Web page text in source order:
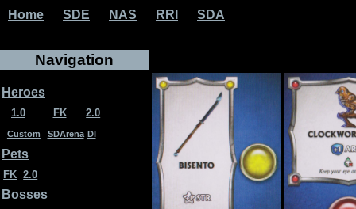
Home SDE NAS RRI SDA
Navigation
Heroes
1.0
Custom
FK
SDArena
2.0
DI
Pets
FK 2.0
Bosses